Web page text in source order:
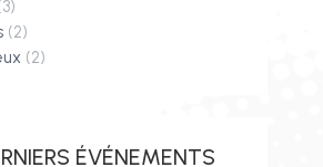
(2)
(2)
ÉVÉNEMENTS